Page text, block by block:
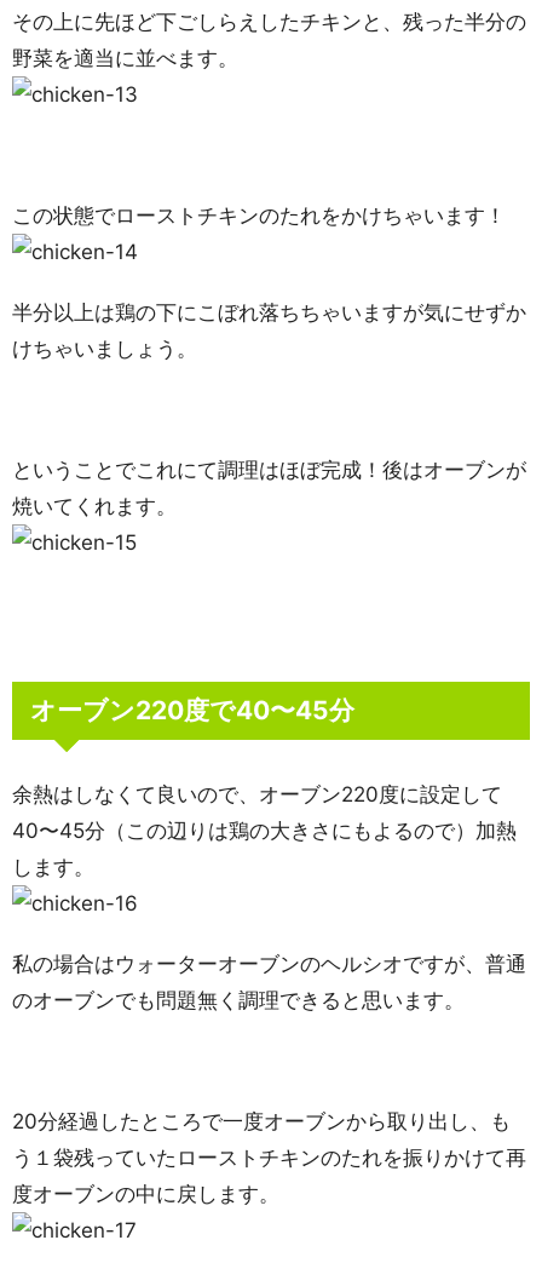
その上に先ほど下ごしらえしたチキンと、残った半分の
野菜を適当に並べます。
この状態でローストチキンのたれをかけちゃいます！
半分以上は鶏の下にこぼれ落ちちゃいますが気にせずか
けちゃいましょう。
ということでこれにて調理はほぼ完成！後はオーブンが
焼いてくれます。
オーブン220度で40〜45分
余熱はしなくて良いので、オーブン220度に設定して
40〜45分（この辺りは鶏の大きさにもよるので）加熱
します。
私の場合はウォーターオーブンのヘルシオですが、普通
のオーブンでも問題無く調理できると思います。
20分経過したところで一度オーブンから取り出し、も
う１袋残っていたローストチキンのたれを振りかけて再
度オーブンの中に戻します。